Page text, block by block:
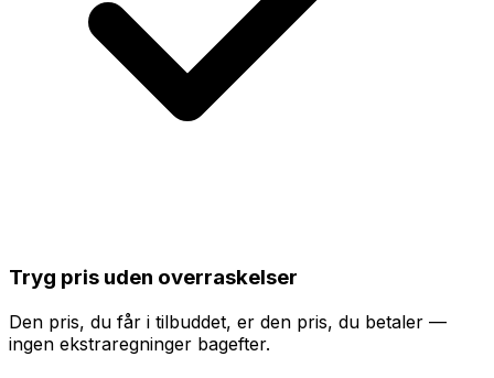
Tryg pris uden overraskelser
Den pris, du får i tilbuddet, er den pris, du betaler —
ingen ekstraregninger bagefter.